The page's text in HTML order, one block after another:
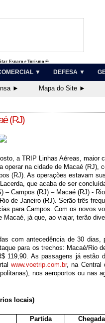
Espaço e Turismo ®
▼ DEFESA ▼
► Mapa do Site ►
(RJ)
a TRIP Linhas Aéreas, maior
operar na cidade de Macaé (RJ),
(RJ). As operações estavam
que acaba de ser
– Campos (RJ) – Macaé (RJ) -
de Janeiro (RJ). Serão três
para Campos. Com os novos
Macaé, já que, ao viajar, terão
com antecedência de 30 dias,
para os trechos: Macaé/Rio
119,90. As passagens já estão
www.voetrip.com.br, na Central
nos aeroportos ou nas
locais)
Partida
Chegada